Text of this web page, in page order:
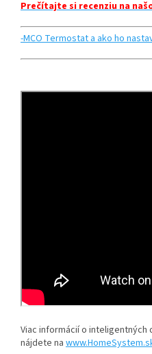
Prečítajte si recenziu na
-MCO Termostat a ako ho
Viac informácií o
nájdete na